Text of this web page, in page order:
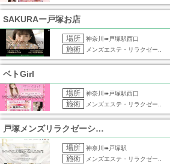
SAKURAー戸塚お店
場所 神奈川➠戸塚駅西口
施術 メンズエステ・リラクゼー..
ベトGirl
場所 神奈川➠戸塚駅西口
施術 メンズエステ・リラクゼー..
戸塚メンズリラクゼーション RERE リ
場所 神奈川➠戸塚駅
施術 メンズエステ・リラクゼー..